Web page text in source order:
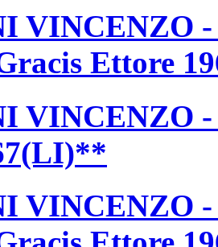
VINCENZO -
Ettore
VINCENZO -
VINCENZO -